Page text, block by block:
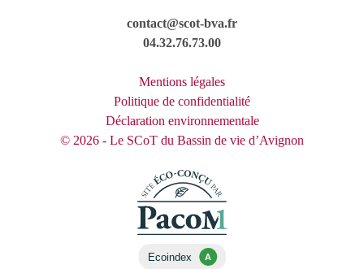
contact@scot-bva.fr
04.32.76.73.00
Mentions légales
Politique de confidentialité
Déclaration environnementale
© 2026 - Le SCoT du Bassin de vie d’Avignon
Ecoindex A